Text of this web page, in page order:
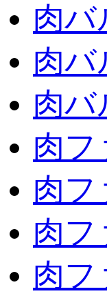
肉バ
肉バ
肉バ
肉フ
肉フ
肉フ
肉フ